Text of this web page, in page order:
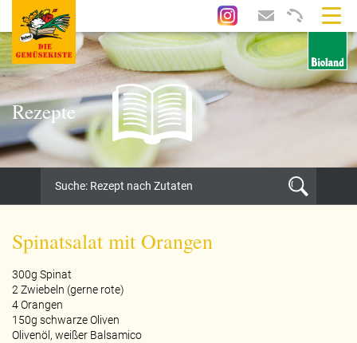
Rezepte
Spinatsalat mit Orangen
300g Spinat
2 Zwiebeln (gerne rote)
4 Orangen
150g schwarze Oliven
Olivenöl, weißer Balsamico